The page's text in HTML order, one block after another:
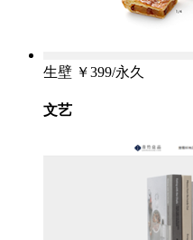
生壁 ￥399/永久
文艺